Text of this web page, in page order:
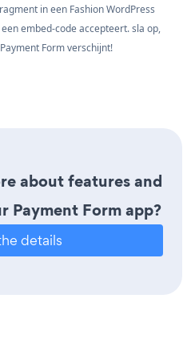
in een Fashion WordPress
embed-code accepteert. sla op,
Form verschijnt!
about features and
Payment Form app?
details